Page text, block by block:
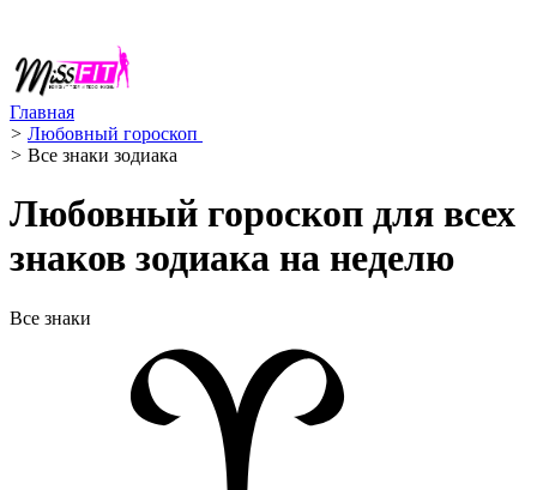
Главная
> Любовный гороскоп ️
> Все знаки зодиака
Любовный гороскоп для всех
знаков зодиака на неделю
Все знаки